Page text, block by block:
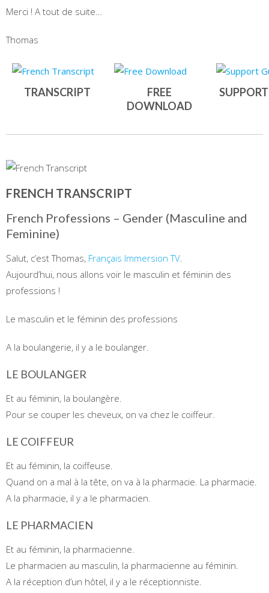
Merci ! A tout de suite…
Thomas
TRANSCRIPT
FREE
DOWNLOAD
FRENCH TRANSCRIPT
French Professions – Gender (Masculine and
Feminine)
Salut, c’est Thomas, Français Immersion TV.
Aujourd’hui, nous allons voir le masculin et féminin des
professions !
Le masculin et le féminin des professions
A la boulangerie, il y a le boulanger.
LE BOULANGER
Et au féminin, la boulangère.
Pour se couper les cheveux, on va chez le coiffeur.
LE COIFFEUR
Et au féminin, la coiffeuse.
Quand on a mal à la tête, on va à la pharmacie. La pharmacie.
A la pharmacie, il y a le pharmacien.
LE PHARMACIEN
Et au féminin, la pharmacienne.
Le pharmacien au masculin, la pharmacienne au féminin.
A la réception d’un hôtel, il y a le réceptionniste.